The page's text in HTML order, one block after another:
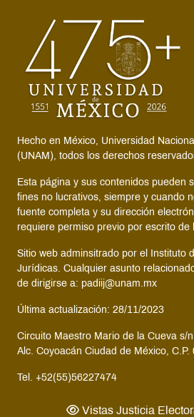
Hecho en México, Universidad
(UNAM), todos los derechos
Esta página y sus contenidos pueden
fines no lucrativos, siempre y cuando
fuente completa y su dirección
requiere permiso previo por escrito de
Sitio web adminsitrado por el Instituto
Jurídicas. Cualquier asunto
de dirigirse a: padiij@unam.mx
Última actualización: 28/11/2023
Circuito Maestro Mario de la Cueva s/
Alc. Coyoacán Ciudad de México, C.P.
Tel. +52(55)56227474
Vistas Justicia